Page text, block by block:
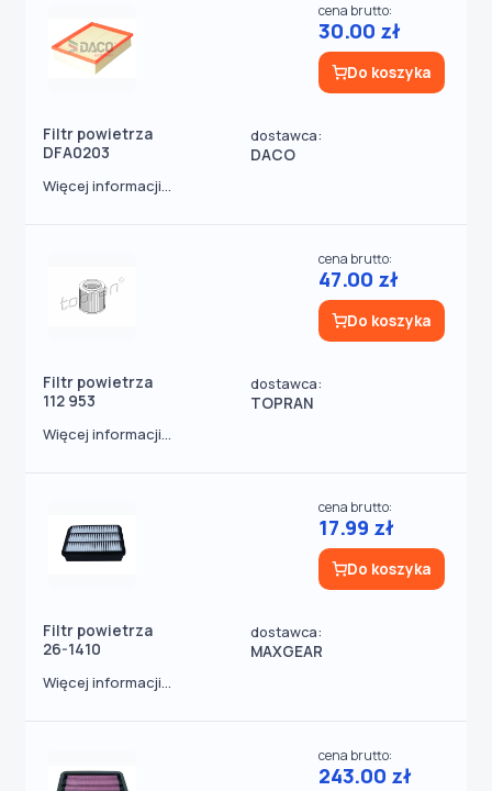
Filtr powietrza
DFA0203
dostawca:
DACO
cena brutto:
30.00 zł
Do koszyka
Więcej informacji...
Filtr powietrza
112 953
dostawca:
TOPRAN
cena brutto:
47.00 zł
Do koszyka
Więcej informacji...
Filtr powietrza
26-1410
dostawca:
MAXGEAR
cena brutto:
17.99 zł
Do koszyka
Więcej informacji...
cena brutto:
243.00 zł